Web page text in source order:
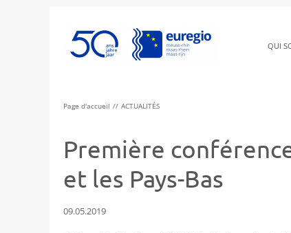
QUI
Page d'accueil ACTUALITÉS
Première
et les Pays-Bas
09.05.2019